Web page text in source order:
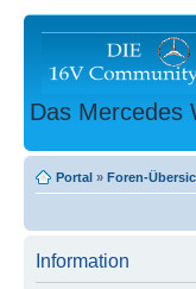
Das Mercedes
Portal » Foren-
Information